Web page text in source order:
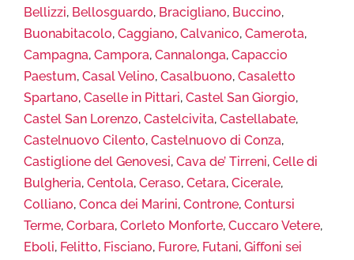
Bellizzi, Bellosguardo, Bracigliano, Buccino,
Buonabitacolo, Caggiano, Calvanico, Camerota,
Campagna, Campora, Cannalonga, Capaccio
Paestum, Casal Velino, Casalbuono, Casaletto
Spartano, Caselle in Pittari, Castel San Giorgio,
Castel San Lorenzo, Castelcivita, Castellabate,
Castelnuovo Cilento, Castelnuovo di Conza,
Castiglione del Genovesi, Cava de’ Tirreni, Celle di
Bulgheria, Centola, Ceraso, Cetara, Cicerale,
Colliano, Conca dei Marini, Controne, Contursi
Terme, Corbara, Corleto Monforte, Cuccaro Vetere,
Eboli, Felitto, Fisciano, Furore, Futani, Giffoni sei